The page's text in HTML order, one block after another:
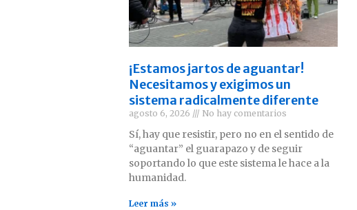
¡Estamos jartos de aguantar!
Necesitamos y exigimos un
sistema radicalmente diferente
agosto 6, 2026 No hay comentarios
Sí, hay que resistir, pero no en el sentido de
“aguantar” el guarapazo y de seguir
soportando lo que este sistema le hace a la
humanidad.
Leer más »